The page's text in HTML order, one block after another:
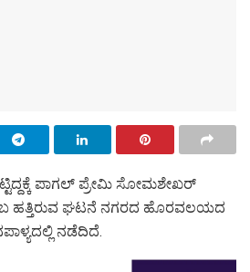
ಪಾಗಲ್‌ ಪ್ರೇಮಿ ಸೋಮಶೇಖರ್‌
ಹತ್ತಿರುವ ಘಟನೆ ನಗರದ ಹೊರವಲಯದ
ನಡೆದಿದೆ.